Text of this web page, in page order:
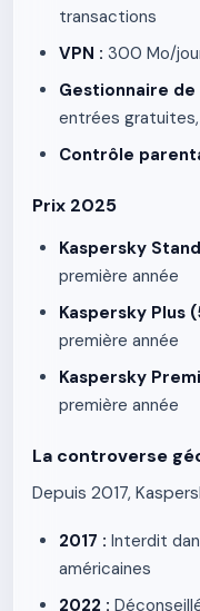
transactions
VPN : 300 Mo/
Gestionnaire
entrées
Contrôle
Prix 2025
Kaspersky
première année
Kaspersky Plus
première année
Kaspersky
première année
La controverse
Depuis 2017,
2017 : Interdit
américaines
2022 :